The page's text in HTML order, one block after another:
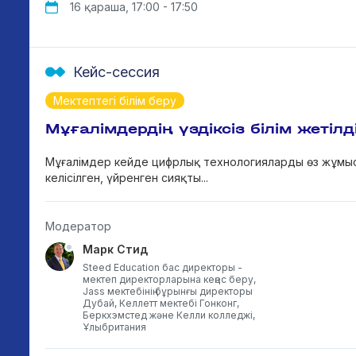
16 қараша, 17:00 - 17:50
Мектептегі білім беру
Кейс-сессия
Мұғалімдердің үздіксіз білім
Мұғалімдер кейде цифрлық технологияларды өз
келісілген, үйренген сияқты...
Модератор
Марк Стид
Steed Education бас директоры -
мектеп директорларына кеңес беру,
Jass мектебінің бұрынғы директоры
Дубай, Келлетт мектебі Гонконг,
Беркхэмстед және Келли колледжі,
Ұлыбритания